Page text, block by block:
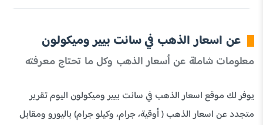
عن اسعار الذهب في سانت بيير وميكولون
معلومات شاملة عن أسعار الذهب وكل ما تحتاج معرفته
يوفر لك موقع اسعار الذهب في سانت بيير وميكولون اليوم تقرير
متجدد عن اسعار الذهب ( أوقية، جرام، وكيلو جرام) باليورو ومقابل